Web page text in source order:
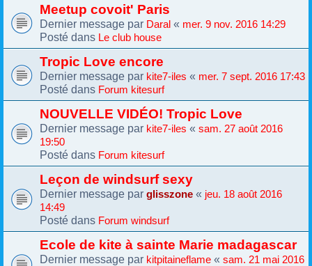
Meetup covoit' Paris
Dernier message par Daral « mer. 9 nov. 2016 14:29
Posté dans Le club house
Tropic Love encore
Dernier message par kite7-iles « mer. 7 sept. 2016 17:43
Posté dans Forum kitesurf
NOUVELLE VIDÉO! Tropic Love
Dernier message par kite7-iles « sam. 27 août 2016
19:50
Posté dans Forum kitesurf
Leçon de windsurf sexy
Dernier message par glisszone « jeu. 18 août 2016
14:49
Posté dans Forum windsurf
Ecole de kite à sainte Marie madagascar
Dernier message par kitpitaineflame « sam. 21 mai 2016